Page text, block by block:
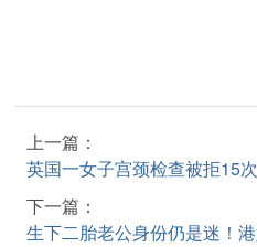
上一篇：
英国一女子宫颈检查被拒15
下一篇：
生下二胎老公身份仍是迷！